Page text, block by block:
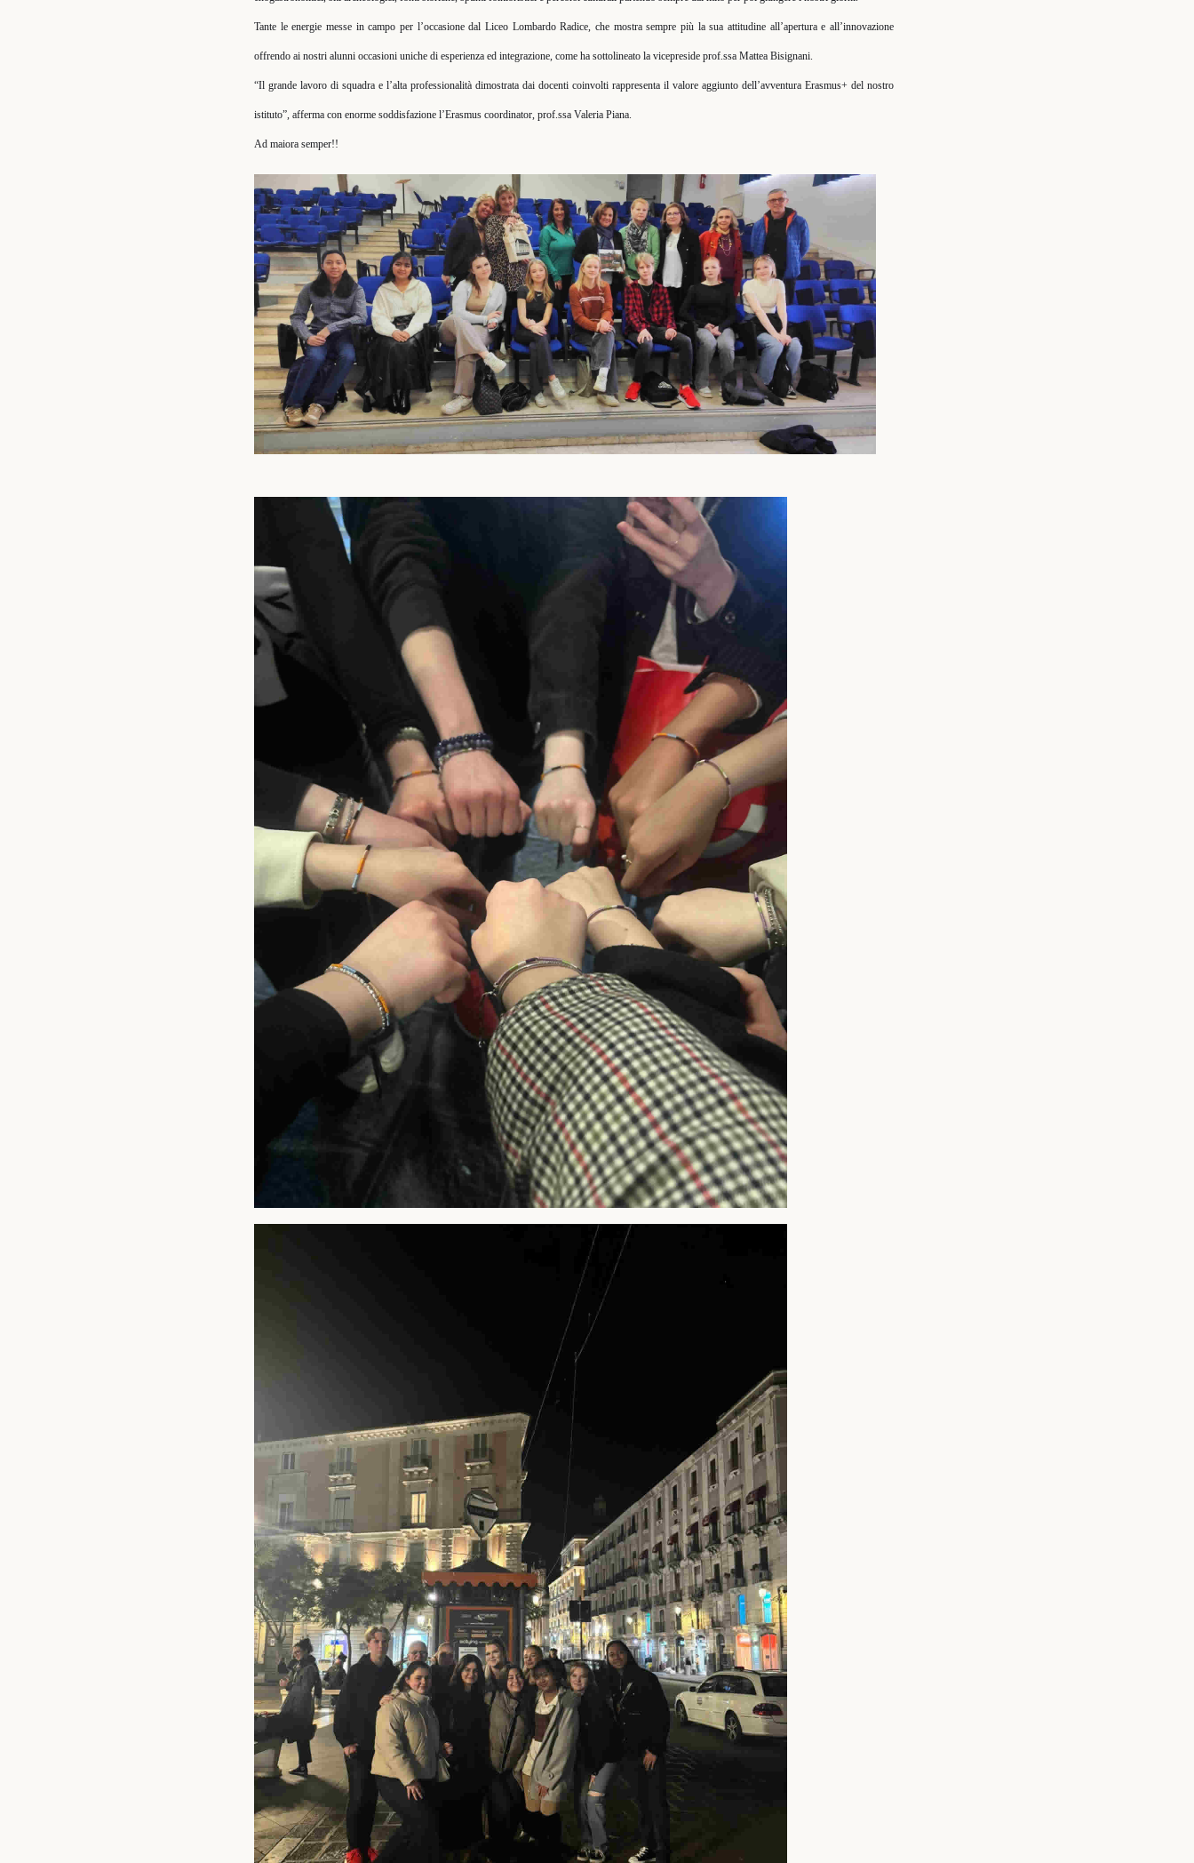
Tante le energie messe in campo per l’occasione dal Liceo Lombardo Radice, che mostra sempre più la sua attitudine all’apertura e all’innovazione
offrendo ai nostri alunni occasioni uniche di esperienza ed integrazione, come ha sottolineato la vicepreside prof.ssa Mattea Bisignani.
“Il grande lavoro di squadra e l’alta professionalità dimostrata dai docenti coinvolti rappresenta il valore aggiunto dell’avventura Erasmus+ del nostro
istituto”, afferma con enorme soddisfazione l’Erasmus coordinator, prof.ssa Valeria Piana.
Ad maiora semper!!